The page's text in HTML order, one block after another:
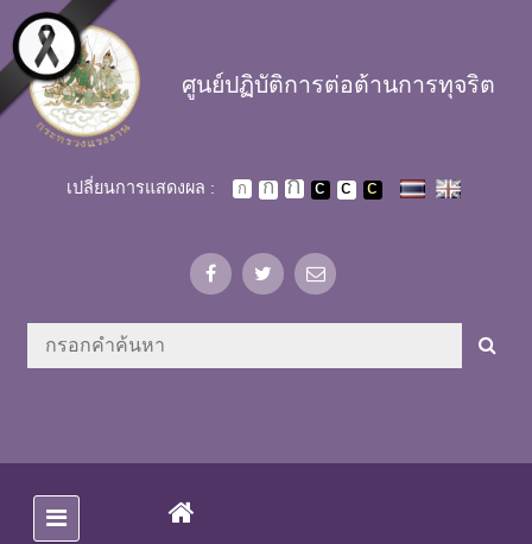
Skip to main content
ศูนย์ปฏิบัติการต่อต้านการทุจริต
เปลี่ยนการแสดงผล :
(CURRENT)